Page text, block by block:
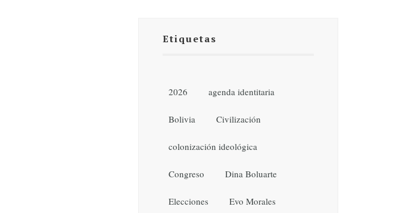
Etiquetas
2026 agenda identitaria
Bolivia Civilización
colonización ideológica
Congreso Dina Boluarte
Elecciones Evo Morales